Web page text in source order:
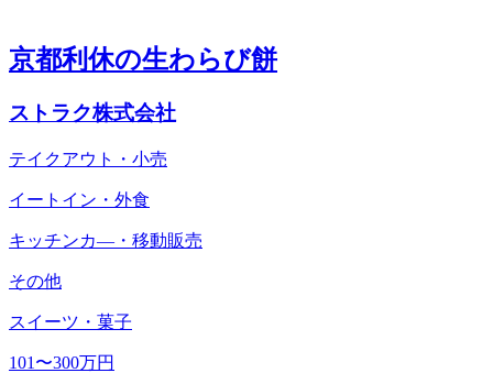
京都利休の生わらび餅
ストラク株式会社
テイクアウト・小売
イートイン・外食
キッチンカ―・移動販売
その他
スイーツ・菓子
101〜300万円